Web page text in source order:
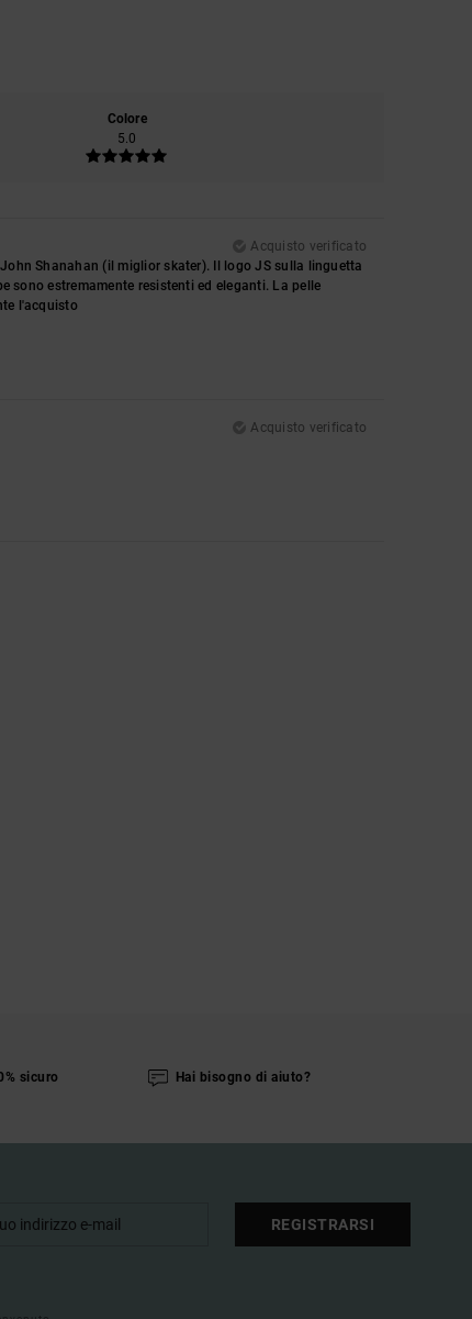
Colore
5.0
Acquisto verificato
Shanahan (il miglior skater). Il logo JS sulla linguetta
sono estremamente resistenti ed eleganti. La pelle
l'acquisto
Acquisto verificato
sicuro Hai bisogno di aiuto?
REGISTRARSI